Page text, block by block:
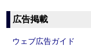
広告掲載
ウェブ広告ガイド